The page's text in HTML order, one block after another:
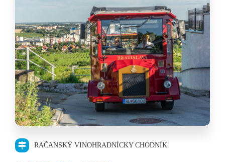
RAČANSKÝ VINOHRADNÍCKY CHODNÍK